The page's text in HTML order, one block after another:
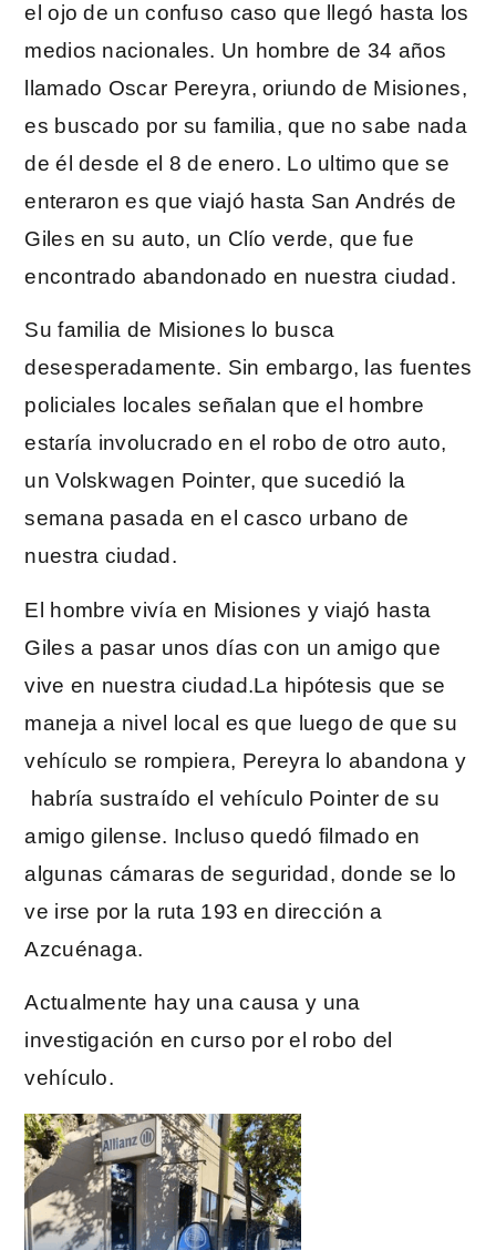
el ojo de un confuso caso que llegó hasta los
medios nacionales. Un hombre de 34 años
llamado Oscar Pereyra, oriundo de Misiones,
es buscado por su familia, que no sabe nada
de él desde el 8 de enero. Lo ultimo que se
enteraron es que viajó hasta San Andrés de
Giles en su auto, un Clío verde, que fue
encontrado abandonado en nuestra ciudad.
Su familia de Misiones lo busca
desesperadamente. Sin embargo, las fuentes
policiales locales señalan que el hombre
estaría involucrado en el robo de otro auto,
un Volskwagen Pointer, que sucedió la
semana pasada en el casco urbano de
nuestra ciudad.
El hombre vivía en Misiones y viajó hasta
Giles a pasar unos días con un amigo que
vive en nuestra ciudad.La hipótesis que se
maneja a nivel local es que luego de que su
vehículo se rompiera, Pereyra lo abandona y
habría sustraído el vehículo Pointer de su
amigo gilense. Incluso quedó filmado en
algunas cámaras de seguridad, donde se lo
ve irse por la ruta 193 en dirección a
Azcuénaga.
Actualmente hay una causa y una
investigación en curso por el robo del
vehículo.